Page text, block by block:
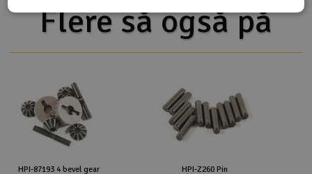
Flere så også på
HPI-87193 4 bevel gear
HPI-Z260 Pin